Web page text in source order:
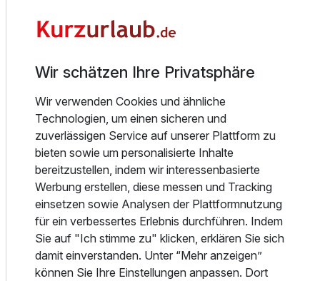
Aufenthalt komfortabel gestalten können. Die privaten
über einen Haartrockner sowie ausgewählte
Pflegeprodukte. Insgesamt bieten die Zimmer eine solide
Basis für erholsame Nächte in ruhiger Umgebung.
Essen und Trinken
Der Tag beginnt im Hotel Valpolicella International mit
einem reichhaltigen Frühstücksbuffet, das Ihnen eine
vielfältige Auswahl für einen gelungenen Start bietet. In
entspannter Atmosphäre können Sie sich für Ausflüge in
die Region stärken oder den Tag ruhig angehen lassen. Der
Fokus liegt dabei auf einem ausgewogenen Angebot, das
unterschiedliche Geschmäcker anspricht und den
Aufenthalt angenehm abrundet.
Wir schätzen Ihre Privatsphäre
Wir verwenden Cookies und ähnliche
Technologien, um einen sicheren und
zuverlässigen Service auf unserer Plattform zu
bieten sowie um personalisierte Inhalte
bereitzustellen, indem wir interessenbasierte
Werbung erstellen, diese messen und Tracking
einsetzen sowie Analysen der Plattformnutzung
für ein verbessertes Erlebnis durchführen. Indem
Sie auf "Ich stimme zu" klicken, erklären Sie sich
damit einverstanden. Unter “Mehr anzeigen”
können Sie Ihre Einstellungen anpassen. Dort